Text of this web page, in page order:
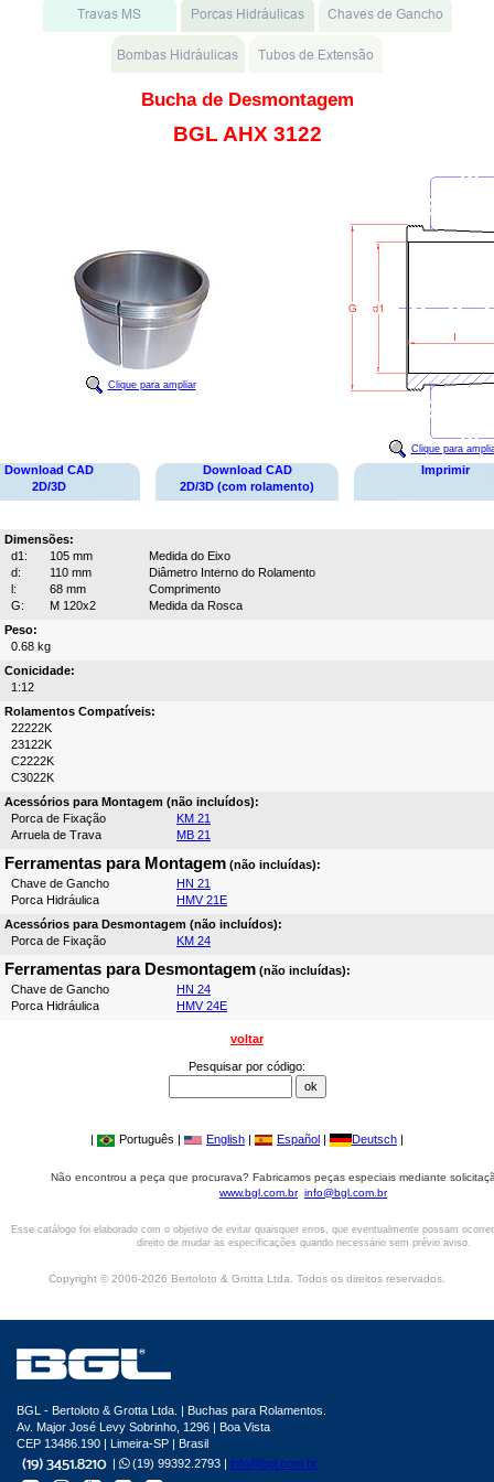
Bucha de Desmontagem
BGL AHX 3122
Clique para ampliar
Clique para
Download CAD
2D/3D
Download CAD
2D/3D (com rolamento)
Imprimir
Dimensões:
d1:
105 mm
Medida do Eixo
d:
110 mm
Diâmetro Interno do Rolamento
l:
68 mm
Comprimento
G:
M 120x2
Medida da Rosca
Peso:
0.68 kg
Conicidade:
1:12
Rolamentos Compatíveis:
22222K
23122K
C2222K
C3022K
Acessórios para Montagem (não incluídos):
Porca de Fixação
KM 21
Arruela de Trava
MB 21
Ferramentas para Montagem (não incluídas):
Chave de Gancho
HN 21
Porca Hidráulica
HMV 21E
Acessórios para Desmontagem (não incluídos):
Porca de Fixação
KM 24
Ferramentas para Desmontagem (não incluídas):
Chave de Gancho
HN 24
Porca Hidráulica
HMV 24E
voltar
Pesquisar por código:
| Português | English | Español | Deutsch |
Não encontrou a peça que procurava? Fabricamos peças especiais mediante
www.bgl.com.br info@bgl.com.br
Esse catálogo foi elaborado com o objetivo de evitar quaisquer erros, que eventualmente possam
direito de mudar as especificações quando necessário sem prévio aviso.
Copyright © 2006-2026 Bertoloto & Grotta Ltda. Todos os direitos reservados.
BGL - Bertoloto & Grotta Ltda. | Buchas para Rolamentos.
Av. Major José Levy Sobrinho, 1296 | Boa Vista
CEP 13486.190 | Limeira-SP | Brasil
|
(19) 99392.2793 | info@bgl.com.br